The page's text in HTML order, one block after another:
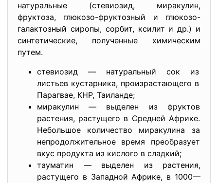
натуральные (стевиозид, миракулин,
фруктоза, глюкозо-фруктозный и глюкозо-
галактозный сиропы, сорбит, ксилит и др.) и
синтетические, полученные химическим
путем.
стевиозид — натуральный сок из
листьев кустарника, произрастающего в
Парагвае, КНР, Таиланде;
миракулин — выделен из фруктов
растения, растущего в Средней Африке.
Небольшое количество миракулина за
непродолжительное время преобразует
вкус продукта из кислого в сладкий;
тауматин — выделен из растения,
растущего в Западной Африке, в 1000—